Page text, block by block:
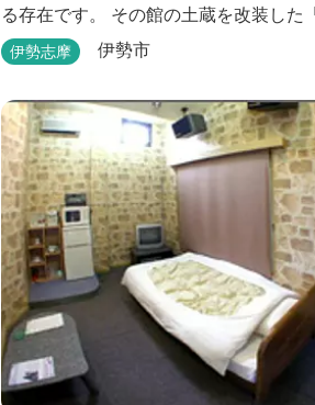
る存在です。 その館の土蔵を改装した
館」には、往時を物語る品々が蔵出しさ
伊勢志摩 伊勢市